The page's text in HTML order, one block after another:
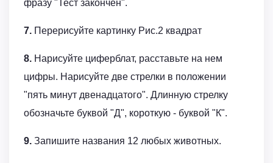
фразу "Тест закончен".
7. Перерисуйте картинку Рис.2 квадрат
8. Нарисуйте циферблат, расставьте на нем
цифры. Нарисуйте две стрелки в положении
"пять минут двенадцатого". Длинную стрелку
обозначьте буквой "Д", короткую - буквой "К".
9. Запишите названия 12 любых животных.